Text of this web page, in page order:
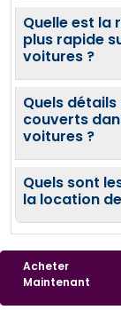
Quelle est la
plus rapide
voitures ?
Quels
couverts
voitures ?
Quels sont
la location
Acheter
Maintenant